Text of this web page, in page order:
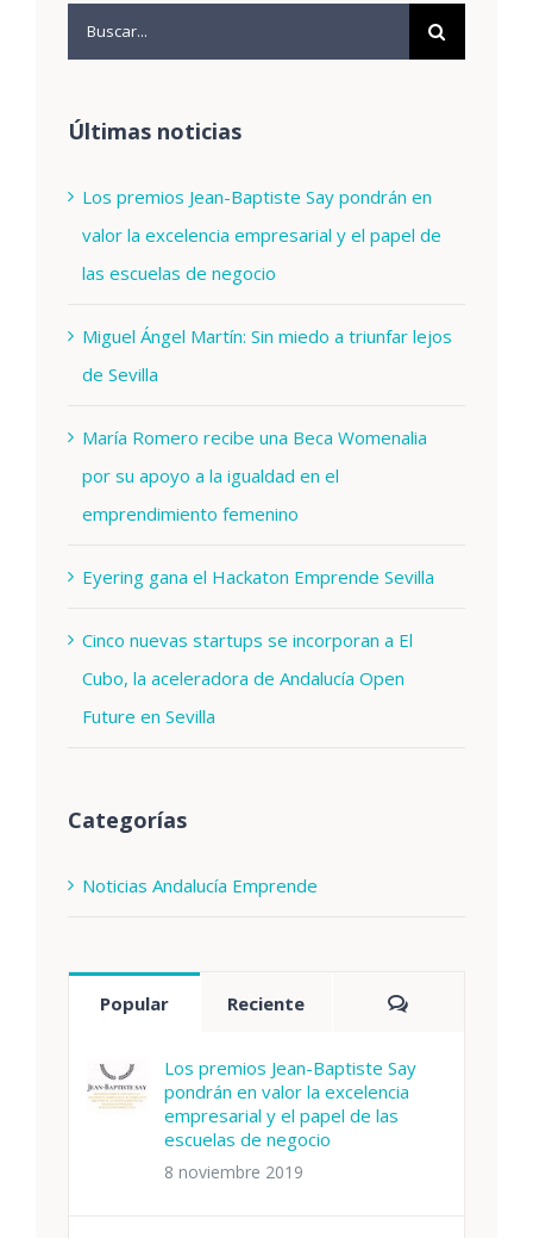
Buscar:
Últimas noticias
Los premios Jean-Baptiste Say pondrán en
valor la excelencia empresarial y el papel de
las escuelas de negocio
Miguel Ángel Martín: Sin miedo a triunfar lejos
de Sevilla
María Romero recibe una Beca Womenalia
por su apoyo a la igualdad en el
emprendimiento femenino
Eyering gana el Hackaton Emprende Sevilla
Cinco nuevas startups se incorporan a El
Cubo, la aceleradora de Andalucía Open
Future en Sevilla
Categorías
Noticias Andalucía Emprende
Popular Reciente Comentarios
Los premios Jean-Baptiste Say
pondrán en valor la excelencia
empresarial y el papel de las
escuelas de negocio
8 noviembre 2019